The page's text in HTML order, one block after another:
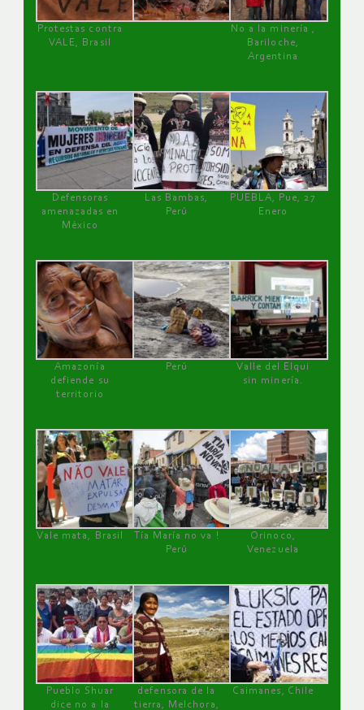
Protestas contra
VALE, Brasil
No a la minería ,
Bariloche,
Argentina
Defensoras
amenazadas en
México
Las Bambas,
Perú
PUEBLA, Pue, 27
Enero
Amazonía
defiende su
territorio
Perú
Valle del Elqui
sin minería.
Vale mata, Brasil
Tía María no va !
Perú
Orinoco,
Venezuela
Pueblo Shuar
dice no a la
defensora de la
tierra, Melchora,
Caimanes, Chile